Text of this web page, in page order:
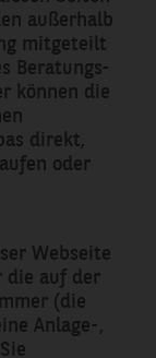
außerhalb
mitgeteilt
Beratungs-
können die
direkt,
oder
Webseite
die auf der
(die
Anlage-,